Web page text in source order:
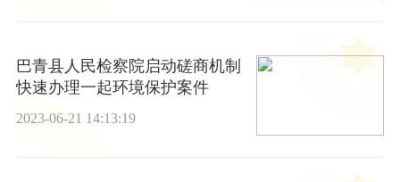
巴青县人民检察院启动磋商机制
快速办理一起环境保护案件
2023-06-21 14:13:19